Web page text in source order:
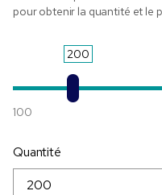
pour obtenir la quantité et le
200
100
Quantité